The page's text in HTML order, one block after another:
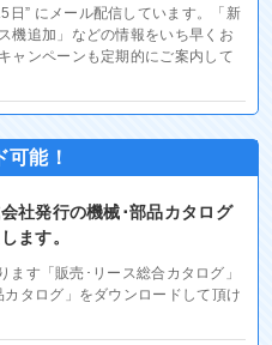
日” にメール配信しています。「新
機追加」などの情報をいち早くお
ャンペーンも定期的にご案内して
能！
社発行の機械･部品カタログ
ます。
ます「販売･リース総合カタログ」
カタログ」をダウンロードして頂け